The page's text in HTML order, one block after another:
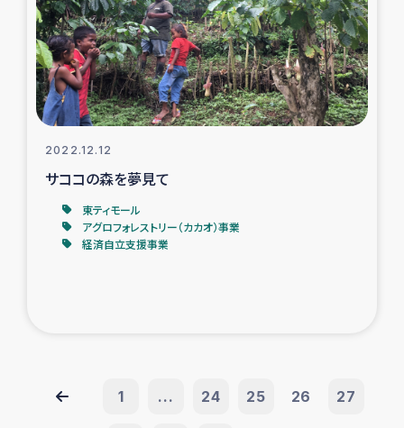
2022.12.12
サココの森を夢見て
東ティモール
アグロフォレストリー（カカオ）事業
経済自立支援事業
1 ... 24 25 26 27